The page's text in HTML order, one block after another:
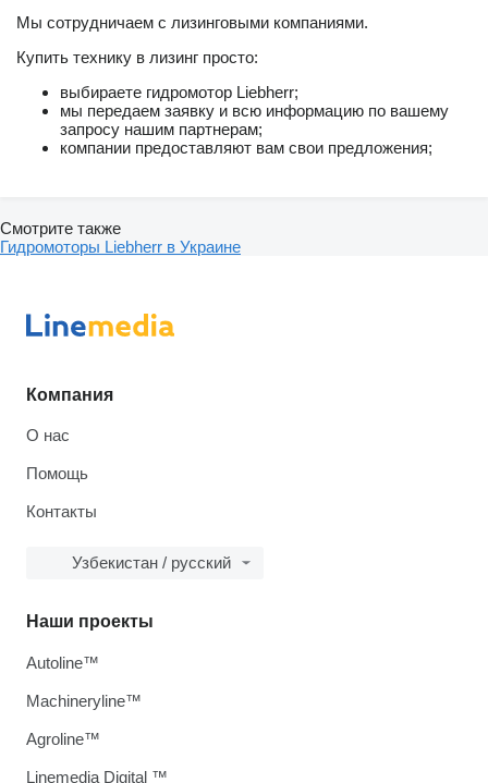
Мы сотрудничаем с лизинговыми компаниями.
Купить технику в лизинг просто:
выбираете гидромотор Liebherr;
мы передаем заявку и всю информацию по вашему
запросу нашим партнерам;
компании предоставляют вам свои предложения;
Смотрите также
Гидромоторы Liebherr в Украине
Компания
О нас
Помощь
Контакты
Узбекистан / русский
Наши проекты
Autoline™
Machineryline™
Agroline™
Linemedia Digital ™